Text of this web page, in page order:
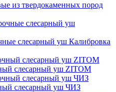
из твердокаменных пород
слесарный уш Калибровка
слесарный уш ZITOM
слесарный уш ЧИЗ